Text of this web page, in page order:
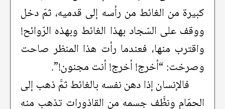
كبيرة من الغائط من رأسه إلى قدميه، ثمّ دخل
ووقف على السّجاد بهذا الغائط وبهذه الرّوائح!
واقترب منها، فعندما رأت هذا المنظر صاحت
وصرخت: “أخرج! أخرج! أنت مجنون!”.
فالإنسان إذا دهن نفسه بالغائط ثمَّ ذهب إلى
الحمّام ونظَّف جسمه من القاذورات تذهب منه